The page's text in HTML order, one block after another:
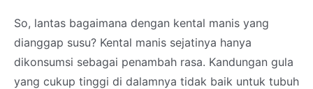
So, lantas bagaimana dengan kental manis yang
dianggap susu? Kental manis sejatinya hanya
dikonsumsi sebagai penambah rasa. Kandungan gula
yang cukup tinggi di dalamnya tidak baik untuk tubuh